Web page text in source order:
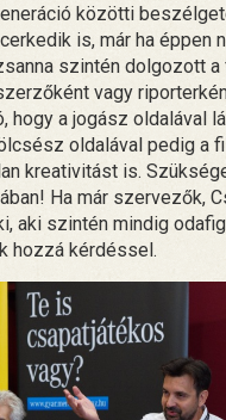
közötti
is, már ha éppen
szintén dolgozott
vagy
hogy a jogász oldalával
oldalával pedig a
kreativitást is.
Ha már szervezők,
aki szintén mindig
hozzá kérdéssel.